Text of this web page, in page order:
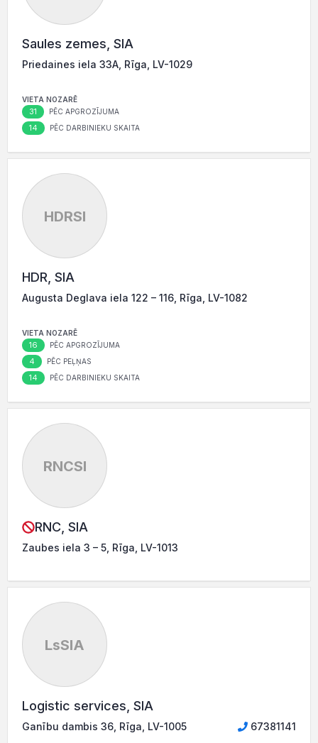
Saules zemes, SIA
Priedaines iela 33A, Rīga, LV-1029
VIETA NOZARĒ
31 PĒC APGROZĪJUMA
14 PĒC DARBINIEKU SKAITA
HDRSI
HDR, SIA
Augusta Deglava iela 122 – 116, Rīga, LV-1082
VIETA NOZARĒ
16 PĒC APGROZĪJUMA
4 PĒC PEĻŅAS
14 PĒC DARBINIEKU SKAITA
RNCSI
RNC, SIA
Zaubes iela 3 – 5, Rīga, LV-1013
LsSIA
Logistic services, SIA
Ganību dambis 36, Rīga, LV-1005 67381141